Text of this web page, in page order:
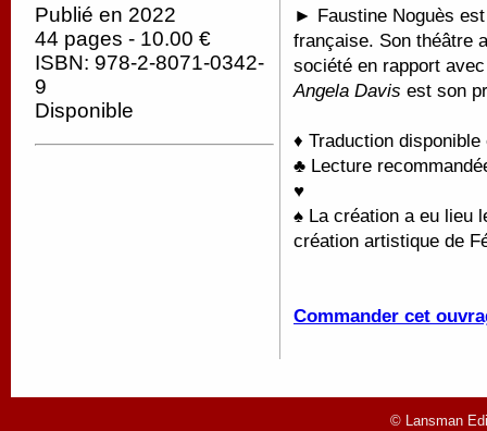
Publié en 2022
44 pages - 10.00 €
ISBN: 978-2-8071-0342-
9
Disponible
►
Faustine Noguès
française. Son théâtre
société en rapport
Angela Davis est son
♦ Traduction
♣ Lecture
♥
♠ La création a eu lieu
création artistique de
Commander cet
© Lansman